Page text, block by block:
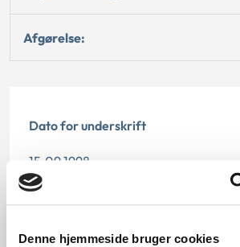
Denne hjemmeside bruger cookies
Afgørelse:
Dato for underskrift
15.09.1998
Offentliggørelsesdato
11.07.2013